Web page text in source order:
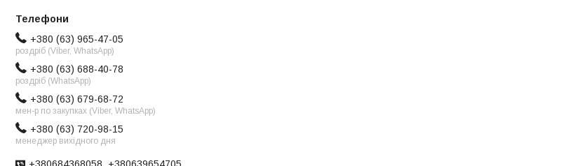
+380 (63) 965-47-05
роздріб (Viber, WhatsApp)
+380 (63) 688-40-78
роздріб (WhatsApp)
+380 (63) 679-68-72
мен-р по закупках (Viber, WhatsApp)
+380 (63) 720-98-15
менеджер вихідного дня